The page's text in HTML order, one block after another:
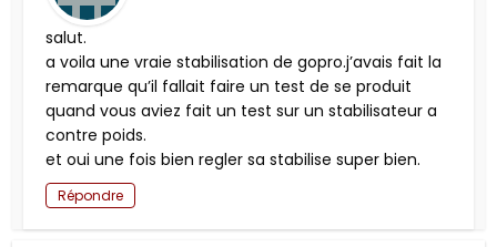
salut.
a voila une vraie stabilisation de gopro.j’avais fait la
remarque qu’il fallait faire un test de se produit
quand vous aviez fait un test sur un stabilisateur a
contre poids.
et oui une fois bien regler sa stabilise super bien.
Répondre